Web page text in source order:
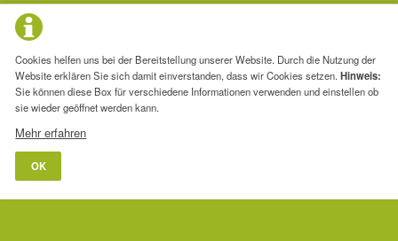
Cookies helfen uns bei der Bereitstellung unserer Website. Durch die Nutzung der
Website erklären Sie sich damit einverstanden, dass wir Cookies setzen.Hinweis:
Sie können diese Box für verschiedene Informationen verwenden und einstellen ob
sie wieder geöffnet werden kann.
Mehr erfahren
OK